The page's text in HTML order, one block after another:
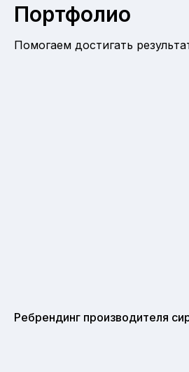
Портфолио
Помогаем достигать
Ребрендинг производителя